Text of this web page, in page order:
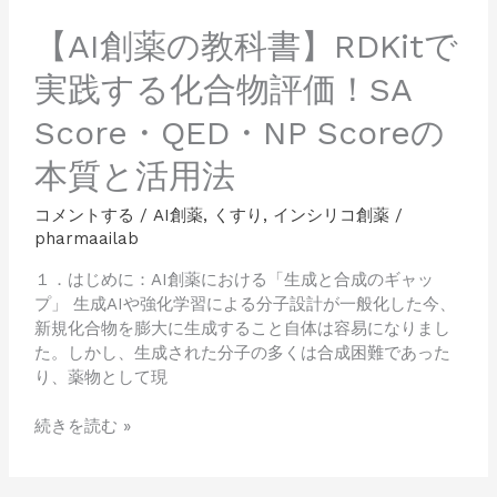
【AI創薬の教科書】RDKitで
実践する化合物評価！SA
Score・QED・NP Scoreの
本質と活用法
コメントする / AI創薬, くすり , インシリコ創薬/
pharmaailab
１．はじめに：AI創薬における「生成と合成のギャッ
プ」 生成AIや強化学習による分子設計が一般化した今、
新規化合物を膨大に生成すること自体は容易になりまし
た。しかし、生成された分子の多くは合成困難であった
り、薬物として現
物
評
価！
SA
Score・
QED・
NP
Score
の
本
質
と
活
法
続きを読む »